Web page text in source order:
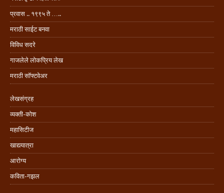
प्रवास .. १९९५ ते …..
मराठी साईट बनवा
विविध सदरे
गाजलेले लोकप्रिय लेख
मराठी सॉफ्टवेअर
लेखसंग्रह
व्यक्ती-कोश
महासिटीज
खाद्ययात्रा
आरोग्य
कविता-गझल